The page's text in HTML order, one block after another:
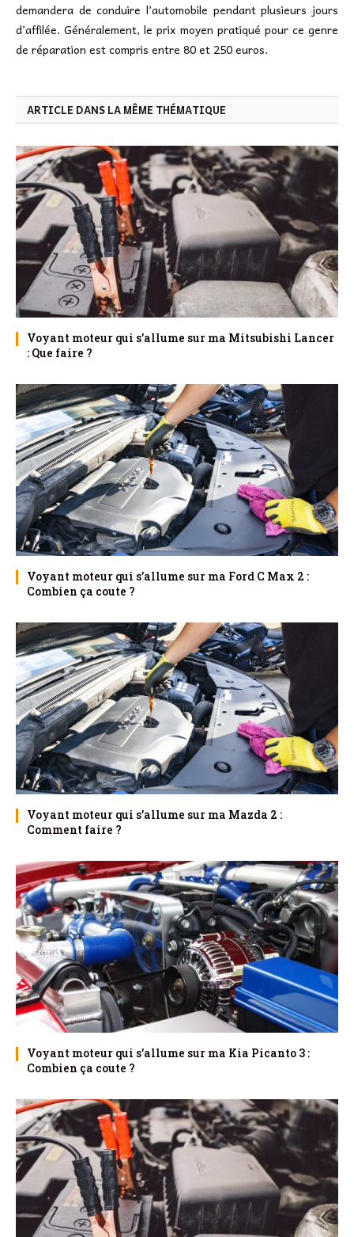
demandera de conduire l’automobile pendant plusieurs jours
d’affilée. Généralement, le prix moyen pratiqué pour ce genre
de réparation est compris entre 80 et 250 euros.
ARTICLE DANS LA MÊME THÉMATIQUE
Voyant moteur qui s’allume sur ma Mitsubishi Lancer
: Que faire ?
Voyant moteur qui s’allume sur ma Ford C Max 2 :
Combien ça coute ?
Voyant moteur qui s’allume sur ma Mazda 2 :
Comment faire ?
Voyant moteur qui s’allume sur ma Kia Picanto 3 :
Combien ça coute ?